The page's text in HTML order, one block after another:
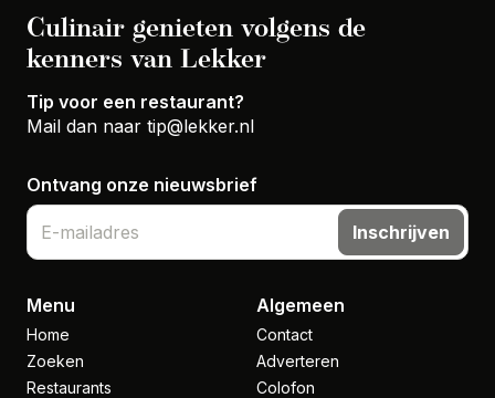
Culinair genieten volgens de
kenners van Lekker
Tip voor een restaurant?
Mail dan naar tip@lekker.nl
Ontvang onze nieuwsbrief
Inschrijven
Menu
Home
Zoeken
Restaurants
Algemeen
Contact
Adverteren
Colofon